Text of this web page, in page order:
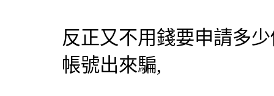
反正又不用錢要申請多
帳號出來騙,